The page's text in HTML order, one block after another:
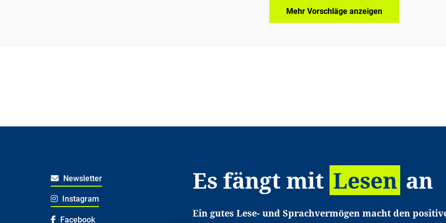
Mehr Vorschläge anzeigen
Newsletter
Instagram
Facebook
Es fängt mit Lesen an
Ein gutes Lese- und Sprachvermögen macht den